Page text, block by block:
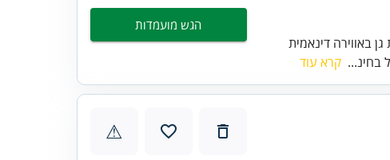
באווירה דינאמית
בחינ... קרא עוד
הגש מועמדות
⚠